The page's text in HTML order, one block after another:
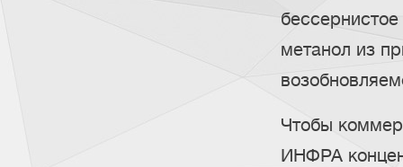
метанол из
Чтобы
ИНФРА